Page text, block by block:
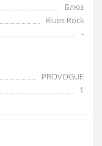
Блюз
Blues Rock
-
PROVOGUE
1